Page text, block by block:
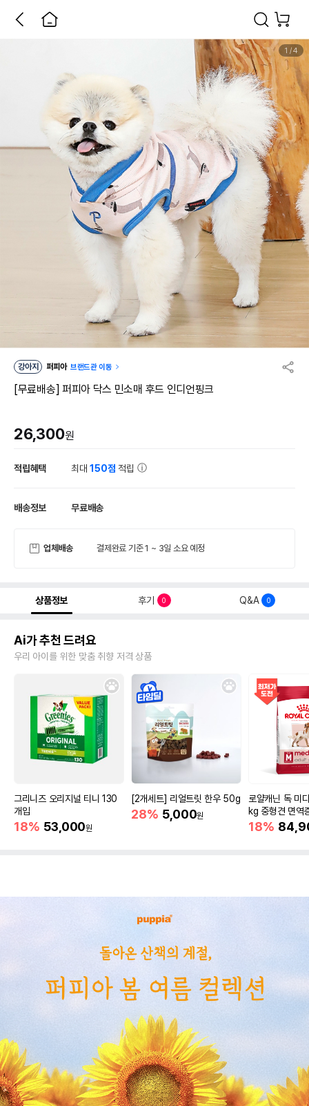
1 /4
강아지 퍼피아 브랜드관 이동
[무료배송] 퍼피아 닥스 민소매 후드 인디언핑크
26,300원
적립혜택 최대150점 적립
배송정보 무료배송
업체배송 결제완료 기준 1 ~ 3일 소요 예정
상품정보 후기 0 Q&A 0
Ai가 추천 드려요
우리 아이를 위한 맞춤 취향 저격 상품
그리니즈 오리지널 티니 130
개입
18% 53,000원
[2개세트] 리얼트릿 한우 50g
28% 5,000원
로얄캐닌 독 미
kg 중형견 면역
18%